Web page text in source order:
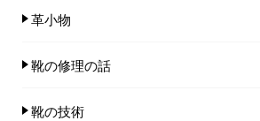
革小物
靴の修理の話
靴の技術